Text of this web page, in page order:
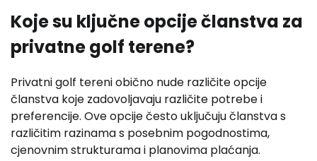
Koje su ključne opcije članstva za
privatne golf terene?
Privatni golf tereni obično nude različite opcije
članstva koje zadovoljavaju različite potrebe i
preferencije. Ove opcije često uključuju članstva s
različitim razinama s posebnim pogodnostima,
cjenovnim strukturama i planovima plaćanja.